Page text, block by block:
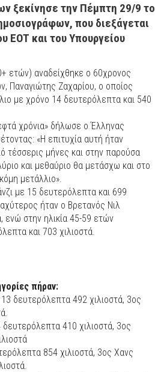
ξεκίνησε την Πέμπτη 29/9 το
που διεξάγεται
ΕΟΤ και του Υπουργείου
ετών) αναδείχθηκε ο 60χρονος
Παναγιώτης Ζαχαρίου, ο οποίος
με χρόνο 14 δευτερόλεπτα και 540
χρόνια» δήλωσε ο Έλληνας
«Η επιτυχία αυτή ήταν
τέσσερις μήνες και στην παρούσα
και μεθαύριο θα μετάσχω και στο
μετάλλιο».
με 15 δευτερόλεπτα και 699
ήταν ο Βρετανός Νιλ
ενώ στην ηλικία 45-59 ετών
και 703 χιλιοστά.
πήραν:
δευτερόλεπτα 492 χιλιοστά, 3ος
410 χιλιοστά, 3ος
854 χιλιοστά, 3ος Χανς